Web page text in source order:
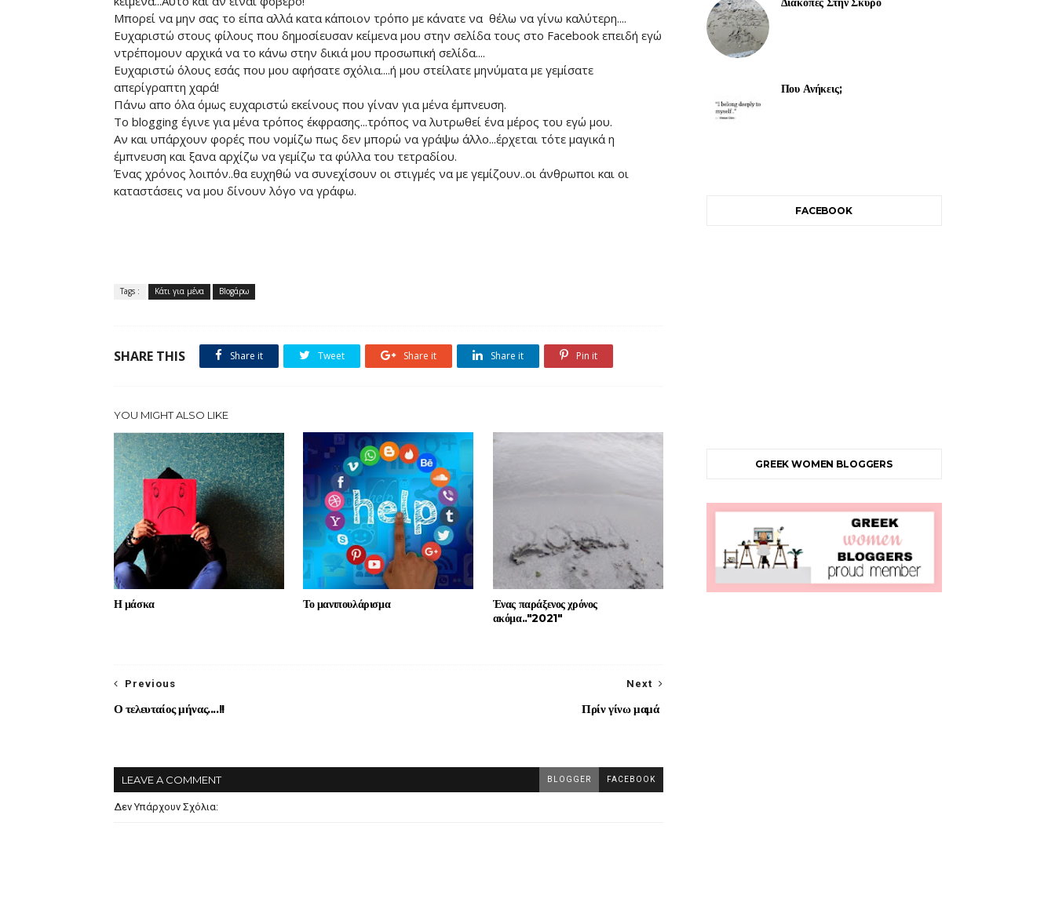
Μπορεί να μην σας το είπα αλλά κατα κάποιον τρόπο με κάνατε να θέλω να γίνω καλύτερη....
Ευχαριστώ στους φίλους που δημοσίευσαν κείμενα μου στην σελίδα τους στο Facebook επειδή εγώ
ντρέπομουν αρχικά να το κάνω στην δικιά μου προσωπική σελίδα....
Ευχαριστώ όλους εσάς που μου αφήσατε σχόλια....ή μου στείλατε μηνύματα με γεμίσατε
απερίγραπτη χαρά!
Πάνω απο όλα όμως ευχαριστώ εκείνους που γίναν για μένα έμπνευση.
Το blogging έγινε για μένα τρόπος έκφρασης...τρόπος να λυτρωθεί ένα μέρος του εγώ μου.
Αν και υπάρχουν φορές που νομίζω πως δεν μπορώ να γράψω άλλο...έρχεται τότε μαγικά η
έμπνευση και ξανα αρχίζω να γεμίζω τα φύλλα του τετραδίου.
Ένας χρόνος λοιπόν..θα ευχηθώ να συνεχίσουν οι στιγμές να με γεμίζουν..οι άνθρωποι και οι
καταστάσεις να μου δίνουν λόγο να γράφω.
Tags : Κάτι για μένα Blogάρω
SHARE THIS Share it Tweet Share it Share it Pin it
YOU MIGHT ALSO LIKE
Η μάσκα Το μανιπουλάρισμα
Ένας παράξενος χρόνος
ακόμα.."2021"
Next
Πρίν γίνω μαμά
Previous
Ο τελευταίος μήνας....!!
LEAVE A COMMENT BLOGGER FACEBOOK
Δεν Υπάρχουν Σχόλια:
Που Ανήκεις;
FACEBOOK
GREEK WOMEN BLOGGERS